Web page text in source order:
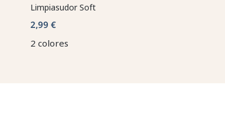
Limpiasudor Soft
2,99 €
2 colores